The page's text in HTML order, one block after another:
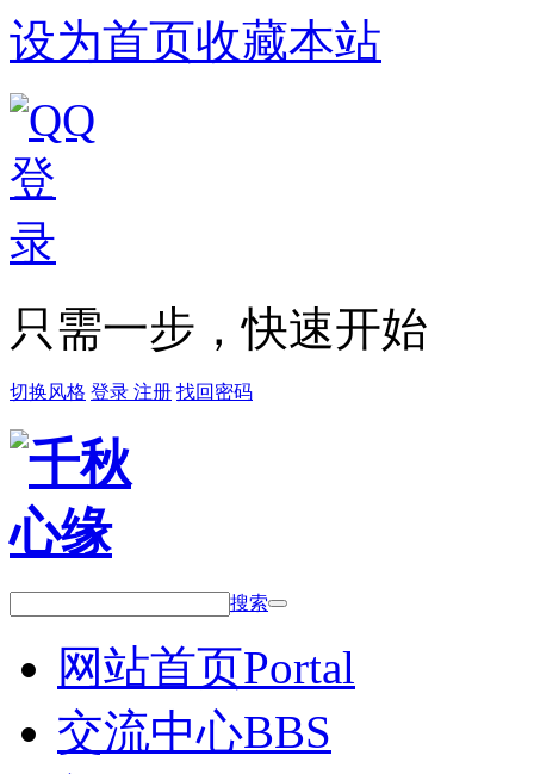
设为首页收藏本站
只需一步，快速开始
切换风格 登录 注册 找回密码
搜索
网站首页Portal
交流中心BBS